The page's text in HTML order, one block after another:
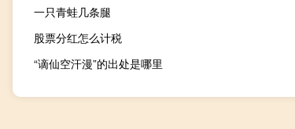
一只青蛙几条腿
股票分红怎么计税
“谪仙空汗漫”的出处是哪里